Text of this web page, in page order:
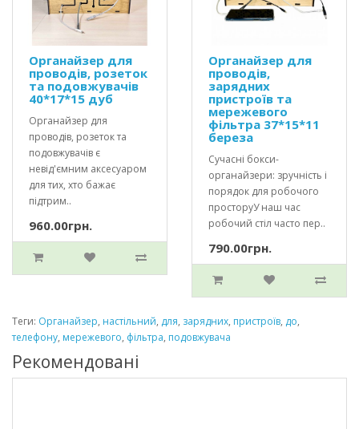
Органайзер для
проводів, розеток
та подовжувачів
40*17*15 дуб
Органайзер для
проводів, розеток та
подовжувачів є
невід'ємним аксесуаром
для тих, хто бажає
підтрим..
960.00грн.
Органайзер для
проводів,
зарядних
пристроїв та
мережевого
фільтра 37*15*11
береза
Сучасні бокси-
органайзери: зручність і
порядок для робочого
просторуУ наш час
робочий стіл часто пер..
790.00грн.
Теги: Органайзер, настільний, для, зарядних, пристроїв, до,
телефону, мережевого, фільтра, подовжувача
Рекомендовані